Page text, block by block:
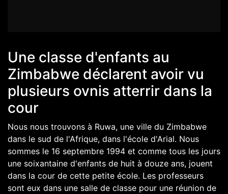
Une classe d'enfants au
Zimbabwe déclarent avoir vu
plusieurs ovnis atterrir dans la
cour
Nous nous trouvons à Ruwa, une ville du Zimbabwe
dans le sud de l'Afrique, dans l'école d'Arial. Nous
sommes le 16 septembre 1994 et comme tous les jours
une soixantaine d'enfants de huit à douze ans, jouent
dans la cour de cette petite école. Les professeurs
sont eux dans une salle de classe pour une réunion de